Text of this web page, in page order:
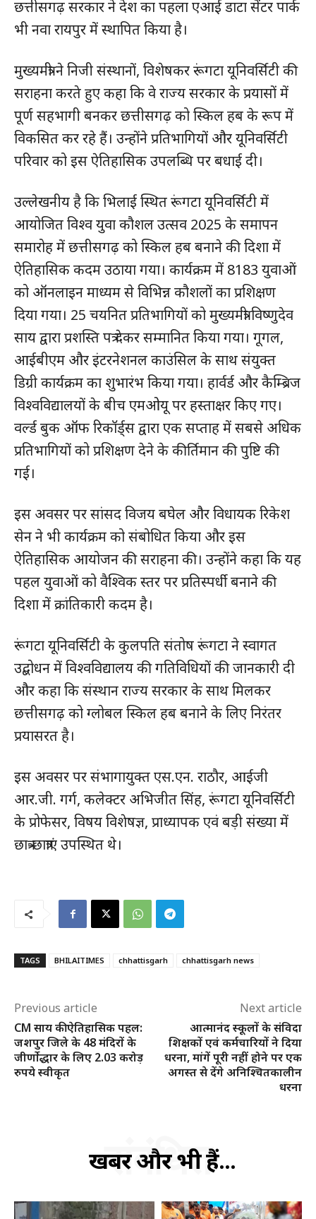
हमसे जुड़े
SUBSCRIBE NOW
मुख्य पेज
संपर्क करें
छत्तीसगढ़ सरकार ने देश का पहला एआई डाटा सेंटर पार्क
भी नवा रायपुर में स्थापित किया है।
मुख्यमंत्री ने निजी संस्थानों, विशेषकर रूंगटा यूनिवर्सिटी की
सराहना करते हुए कहा कि वे राज्य सरकार के प्रयासों में
पूर्ण सहभागी बनकर छत्तीसगढ़ को स्किल हब के रूप में
विकसित कर रहे हैं। उन्होंने प्रतिभागियों और यूनिवर्सिटी
परिवार को इस ऐतिहासिक उपलब्धि पर बधाई दी।
उल्लेखनीय है कि भिलाई स्थित रूंगटा यूनिवर्सिटी में
आयोजित विश्व युवा कौशल उत्सव 2025 के समापन
समारोह में छत्तीसगढ़ को स्किल हब बनाने की दिशा में
ऐतिहासिक कदम उठाया गया। कार्यक्रम में 8183 युवाओं
को ऑनलाइन माध्यम से विभिन्न कौशलों का प्रशिक्षण
दिया गया। 25 चयनित प्रतिभागियों को मुख्यमंत्री विष्णुदेव
साय द्वारा प्रशस्ति पत्र देकर सम्मानित किया गया। गूगल,
आईबीएम और इंटरनेशनल काउंसिल के साथ संयुक्त
डिग्री कार्यक्रम का शुभारंभ किया गया। हार्वर्ड और कैम्ब्रिज
विश्वविद्यालयों के बीच एमओयू पर हस्ताक्षर किए गए।
वर्ल्ड बुक ऑफ रिकॉर्ड्स द्वारा एक सप्ताह में सबसे अधिक
प्रतिभागियों को प्रशिक्षण देने के कीर्तिमान की पुष्टि की
गई।
इस अवसर पर सांसद विजय बघेल और विधायक रिकेश
सेन ने भी कार्यक्रम को संबोधित किया और इस
ऐतिहासिक आयोजन की सराहना की। उन्होंने कहा कि यह
पहल युवाओं को वैश्विक स्तर पर प्रतिस्पर्धी बनाने की
दिशा में क्रांतिकारी कदम है।
रूंगटा यूनिवर्सिटी के कुलपति संतोष रूंगटा ने स्वागत
उद्बोधन में विश्वविद्यालय की गतिविधियों की जानकारी दी
और कहा कि संस्थान राज्य सरकार के साथ मिलकर
छत्तीसगढ़ को ग्लोबल स्किल हब बनाने के लिए निरंतर
प्रयासरत है।
इस अवसर पर संभागायुक्त एस.एन. राठौर, आईजी
आर.जी. गर्ग, कलेक्टर अभिजीत सिंह, रूंगटा यूनिवर्सिटी
के प्रोफेसर, विषय विशेषज्ञ, प्राध्यापक एवं बड़ी संख्या में
छात्र-छात्राएं उपस्थित थे।
TAGS BHILAITIMES chhattisgarh chhattisgarh news
Previous article
CM साय की ऐतिहासिक पहल:
जशपुर जिले के 48 मंदिरों के
जीर्णाेद्धार के लिए 2.03 करोड़
रुपये स्वीकृत
Next article
आत्मानंद स्कूलों के संविदा
शिक्षकों एवं कर्मचारियों ने दिया
धरना, मांगें पूरी नहीं होने पर एक
अगस्त से देंगे अनिश्चितकालीन
धरना
खबरें और भी हैं...
संबंधित